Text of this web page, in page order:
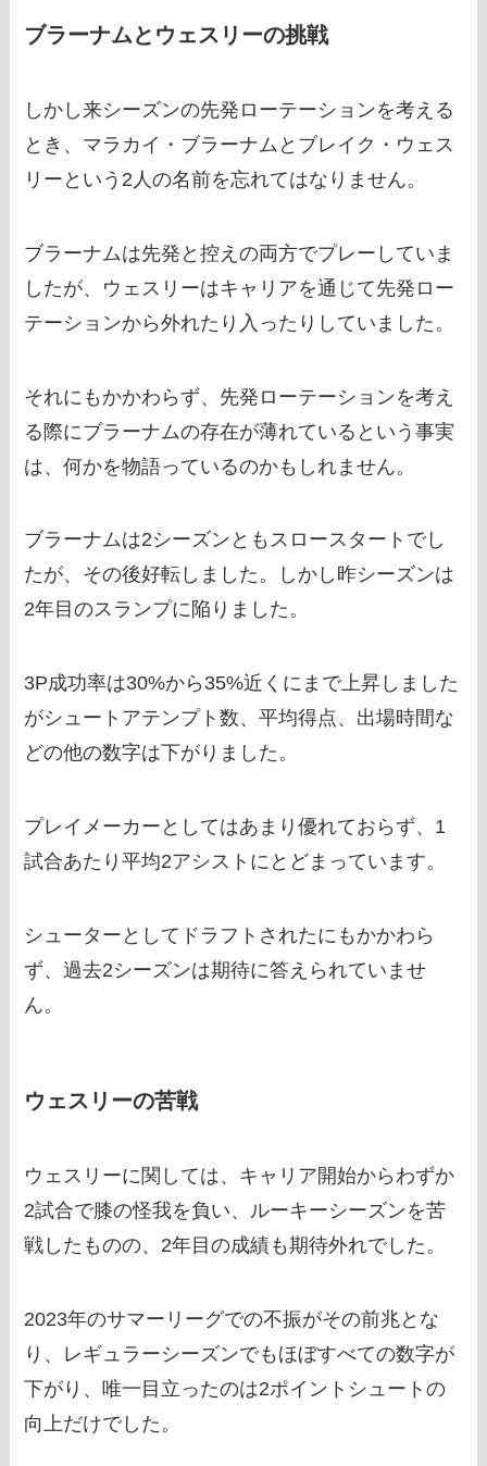
ブラーナムとウェスリーの挑戦
しかし来シーズンの先発ローテーションを考える
とき、マラカイ・ブラーナムとブレイク・ウェス
リーという2人の名前を忘れてはなりません。
ブラーナムは先発と控えの両方でプレーしていま
したが、ウェスリーはキャリアを通じて先発ロー
テーションから外れたり入ったりしていました。
それにもかかわらず、先発ローテーションを考え
る際にブラーナムの存在が薄れているという事実
は、何かを物語っているのかもしれません。
ブラーナムは2シーズンともスロースタートでし
たが、その後好転しました。しかし昨シーズンは
2年目のスランプに陥りました。
3P成功率は30%から35%近くにまで上昇しました
がシュートアテンプト数、平均得点、出場時間な
どの他の数字は下がりました。
プレイメーカーとしてはあまり優れておらず、1
試合あたり平均2アシストにとどまっています。
シューターとしてドラフトされたにもかかわら
ず、過去2シーズンは期待に答えられていませ
ん。
ウェスリーの苦戦
ウェスリーに関しては、キャリア開始からわずか
2試合で膝の怪我を負い、ルーキーシーズンを苦
戦したものの、2年目の成績も期待外れでした。
2023年のサマーリーグでの不振がその前兆とな
り、レギュラーシーズンでもほぼすべての数字が
下がり、唯一目立ったのは2ポイントシュートの
向上だけでした。